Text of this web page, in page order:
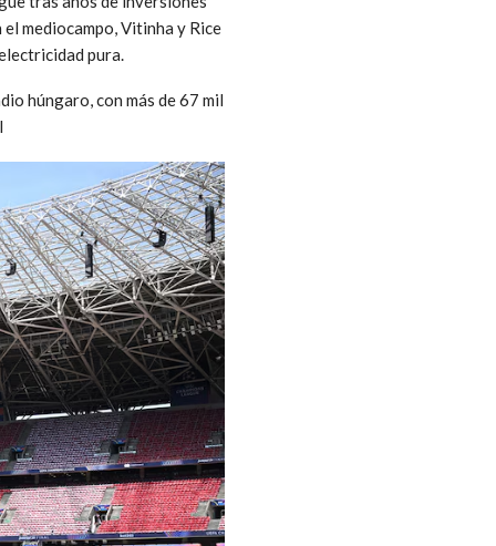
mediocampo, Vitinha y Rice
pura.
húngaro, con más de 67 mil